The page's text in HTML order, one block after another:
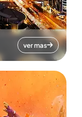
ver mas